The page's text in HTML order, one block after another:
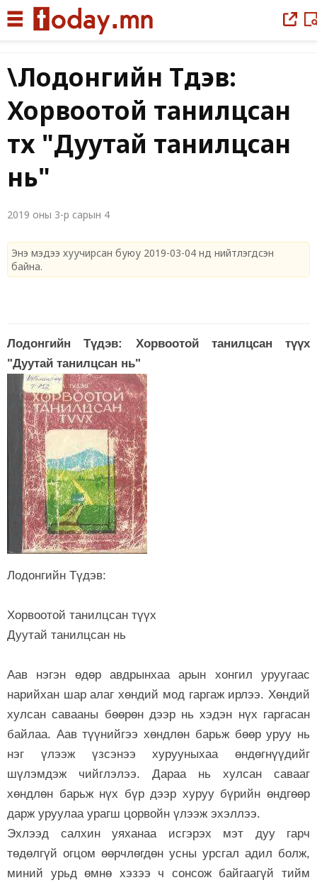
\Лодонгийн Түдэв:
Хорвоотой танилцсан
түүх "Дуутай танилцсан
нь"
2019 оны 3-р сарын 4
Энэ мэдээ хуучирсан буюу 2019-03-04 нд нийтлэгдсэн
байна.
Лодонгийн Түдэв: Хорвоотой танилцсан түүх
"Дуутай танилцсан нь"
Лодонгийн Түдэв:
Хорвоотой танилцсан түүх
Дуутай танилцсан нь
Аав нэгэн өдөр авдрынхаа арын хонгил уруугаас
нарийхан шар алаг хөндий мод гаргаж ирлээ. Хөндий
хулсан савааны бөөрөн дээр нь хэдэн нүх гаргасан
байлаа. Аав түүнийгээ хөндлөн барьж бөөр уруу нь
нэг үлээж үзсэнээ хурууныхаа өндөгнүүдийг
шүлэмдэж чийглэлээ. Дараа нь хулсан савааг
хөндлөн барьж нүх бүр дээр хуруу бүрийн өндгөөр
дарж уруулаа урагш цорвойн үлээж эхэллээ.
Эхлээд салхин уяханаа исгэрэх мэт дуу гарч
төдөлгүй огцом өөрчлөгдөн усны урсгал адил болж,
миний урьд өмнө хэзээ ч сонсож байгаагүй тийм